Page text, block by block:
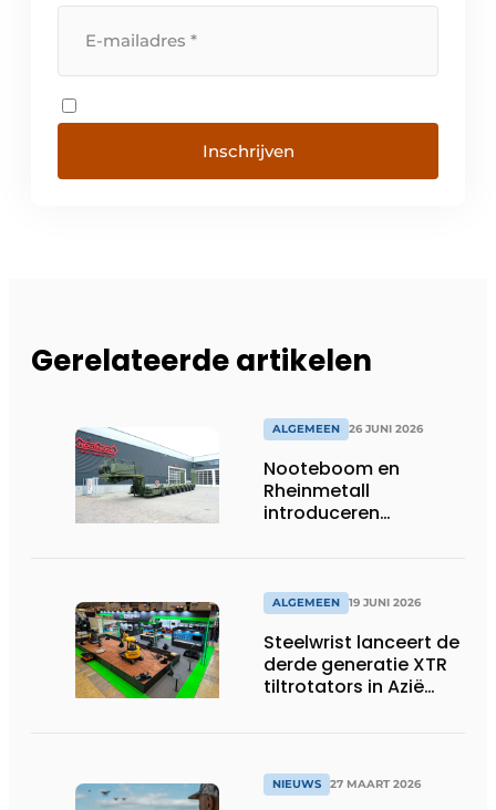
Inschrijven
Gerelateerde artikelen
ALGEMEEN 26 JUNI 2026
Nooteboom en
Rheinmetall
introduceren
ALGEMEEN 19 JUNI 2026
Steelwrist lanceert de
derde generatie XTR
tiltrotators in Azië
NIEUWS 27 MAART 2026